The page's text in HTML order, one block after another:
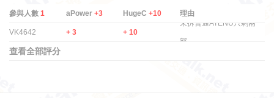
參與人數 1 aPower +3 HugeC +10 理由
VK4642 + 3 + 10
未拆普通ATENU只剩兩
部...
查看全部評分